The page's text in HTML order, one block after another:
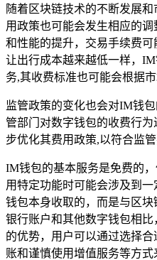
随着区块链技术的不断发展
用政策也可能会发生相应的
和性能的提升，交易手续费
让出行成本越来越低一样，
务,其收费标准也可能会根据
监管政策的变化也会对IM钱
管部门对数字钱包的收费行
步优化其费用政策,以符合监管
IM钱包的基本服务是免费的
用特定功能时可能会涉及到
钱包本身收取的，而是与区
银行账户和其他数字钱包相
的优势，用户可以通过选择
账和谨慎使用增值服务等方